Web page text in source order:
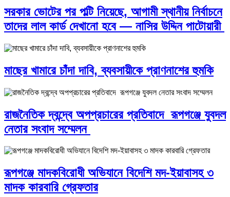
সরকার ভোটের পর পল্টি নিয়েছে, আগামী স্থানীয় নির্বাচনে
তাদের লাল কার্ড দেখানো হবে — নাসির উদ্দিন পাটোয়ারী
মাছের খামারে চাঁদা দাবি, ব্যবসায়ীকে প্রাণনাশের হুমকি
রাজনৈতিক দ্বন্দ্বে অপপ্রচারের প্রতিবাদে ‎রূপগঞ্জে যুবদল
নেতার সংবাদ সম্মেলন ‎
রূপগঞ্জে মাদকবিরোধী অভিযানে বিদেশি মদ-ইয়াবাসহ ৩
মাদক কারবারি গ্রেফতার